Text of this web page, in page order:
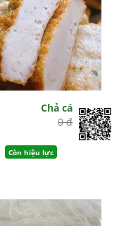
Chả cá
0 đ
Còn hiệu lực